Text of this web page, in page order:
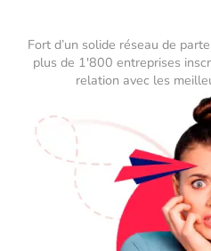
Fort d’un solide réseau de
plus de 1'800 entreprises
relation avec les